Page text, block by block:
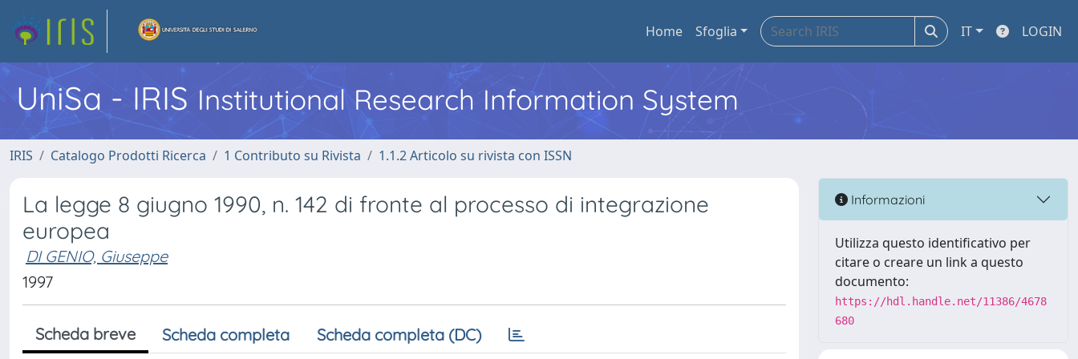
Home Sfoglia IT LOGIN
UniSa - IRIS Institutional Research Information System
IRIS Catalogo Prodotti Ricerca 1 Contributo su Rivista 1.1.2 Articolo su rivista con ISSN
La legge 8 giugno 1990, n. 142 di fronte al processo di integrazione
europea
DI GENIO, Giuseppe
1997
Scheda breve Scheda completa Scheda completa (DC)
Informazioni
Utilizza questo identificativo per
citare o creare un link a questo
documento:
https://hdl.handle.net/11386/4678
680